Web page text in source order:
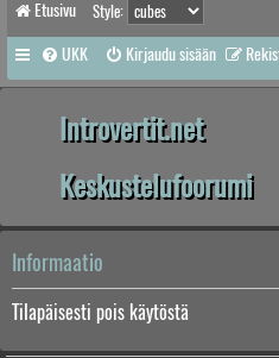
Etusivu Style:
UKK Kirjaudu sisään
Introvertit.net
Keskustelufoorumi
Informaatio
Tilapäisesti pois käytöstä